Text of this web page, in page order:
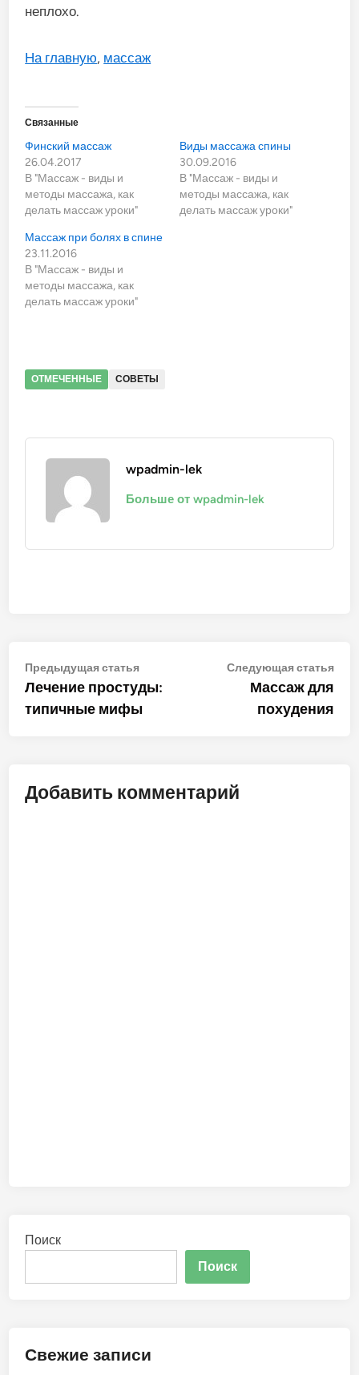
неплохо.
На главную, массаж
Связанные
Финский массаж
26.04.2017
В "Массаж - виды и
методы массажа, как
делать массаж уроки"
Виды массажа спины
30.09.2016
В "Массаж - виды и
методы массажа, как
делать массаж уроки"
Массаж при болях в спине
23.11.2016
В "Массаж - виды и
методы массажа, как
делать массаж уроки"
ОТМЕЧЕННЫЕ СОВЕТЫ
wpadmin-lek
Больше от wpadmin-lek
Навигация
по
записям
Предыдущая статьяПредыдущая
статья:
Лечение простуды:
типичные мифы
Следующая статья
Массаж для
похудения
Добавить комментарий
Поиск
Поиск
Свежие записи